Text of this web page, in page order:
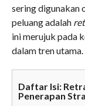
sering digunakan
peluang adalah
ini merujuk pada
dalam tren utama.
Daftar Isi:
Penerapan